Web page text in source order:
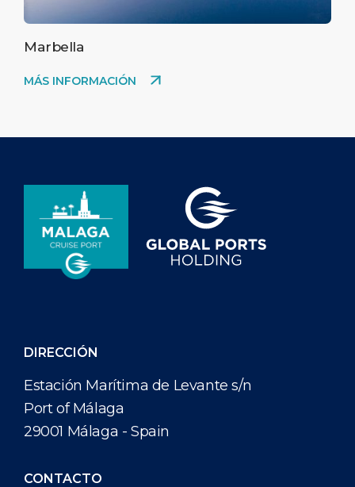
Marbella
MÁS INFORMACIÓN
DIRECCIÓN
Estación Marítima de Levante s/n
Port of Málaga
29001 Málaga - Spain
CONTACTO